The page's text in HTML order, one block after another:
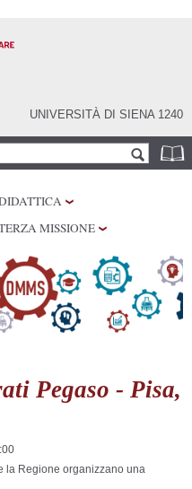
UNIVERSITÀ DI SIENA 1240
Form di ricerca
MISSIONE
Pegaso - Pisa,
la Regione organizzano una